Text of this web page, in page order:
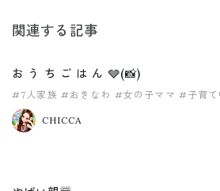
関連する記事
お う ち ご は ん 🩶(📸)
#7人家族 #おきなわ #女の子ママ #子育て
#家族大好き
CHICCA